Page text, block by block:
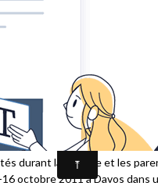
d'avoir accès à des
fiscal 2'500 Frs pour frais
et inoubliable
auditifs qui est notre
de retrouvent. C'est un
et des ateliers visant à
durant la journée et les
octobre 2011 à Davos dans